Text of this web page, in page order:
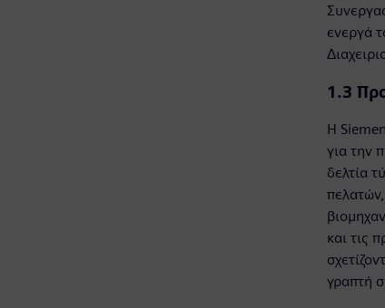
ενεργά
1.3
Η
για την
δελτία
και τις
γραπτή